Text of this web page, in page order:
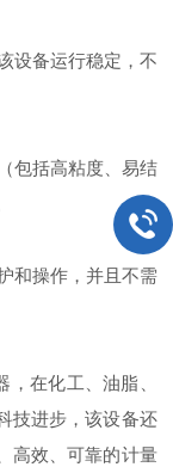
备运行稳定，不
括高粘度、易结
操作，并且不需
在化工、油脂、
技进步，该设备还
高效、可靠的计量